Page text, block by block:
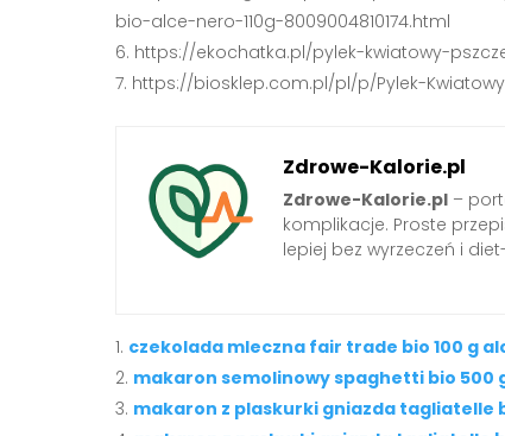
bio-alce-nero-110g-8009004810174.html
https://ekochatka.pl/pylek-kwiatowy-
https://biosklep.com.pl/pl/p/Pylek-
Zdrowe-Kalorie.pl
Zdrowe-Kalorie.pl –
komplikacje. Proste
lepiej bez wyrzeczeń i
czekolada mleczna fair trade bio 100 g
makaron semolinowy spaghetti bio 500
makaron z plaskurki gniazda tagliatelle